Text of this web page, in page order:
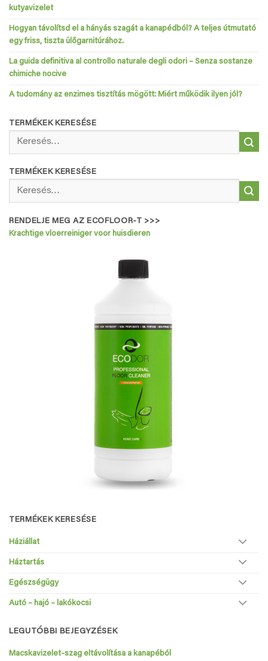
kutyavizelet
Hogyan távolítsd el a hányás szagát a kanapédból? A teljes útmutató
egy friss, tiszta ülőgarnitúrához.
La guida definitiva al controllo naturale degli odori – Senza sostanze
chimiche nocive
A tudomány az enzimes tisztítás mögött: Miért működik ilyen jól?
TERMÉKEK KERESÉSE
TERMÉKEK KERESÉSE
RENDELJE MEG AZ ECOFLOOR-T >>>
Krachtige vloerreiniger voor huisdieren
TERMÉKEK KERESÉSE
Háziállat
Háztartás
Egészségügy
Autó – hajó – lakókocsi
LEGUTÓBBI BEJEGYZÉSEK
Macskavizelet-szag eltávolítása a kanapéból